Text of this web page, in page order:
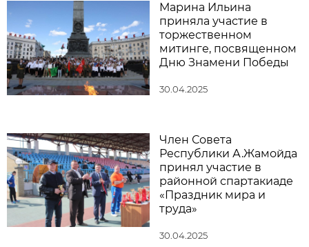
Марина Ильина
приняла участие в
торжественном
митинге, посвященном
Дню Знамени Победы
30.04.2025
Член Совета
Республики А.Жамойда
принял участие в
районной спартакиаде
«Праздник мира и
труда»
30.04.2025